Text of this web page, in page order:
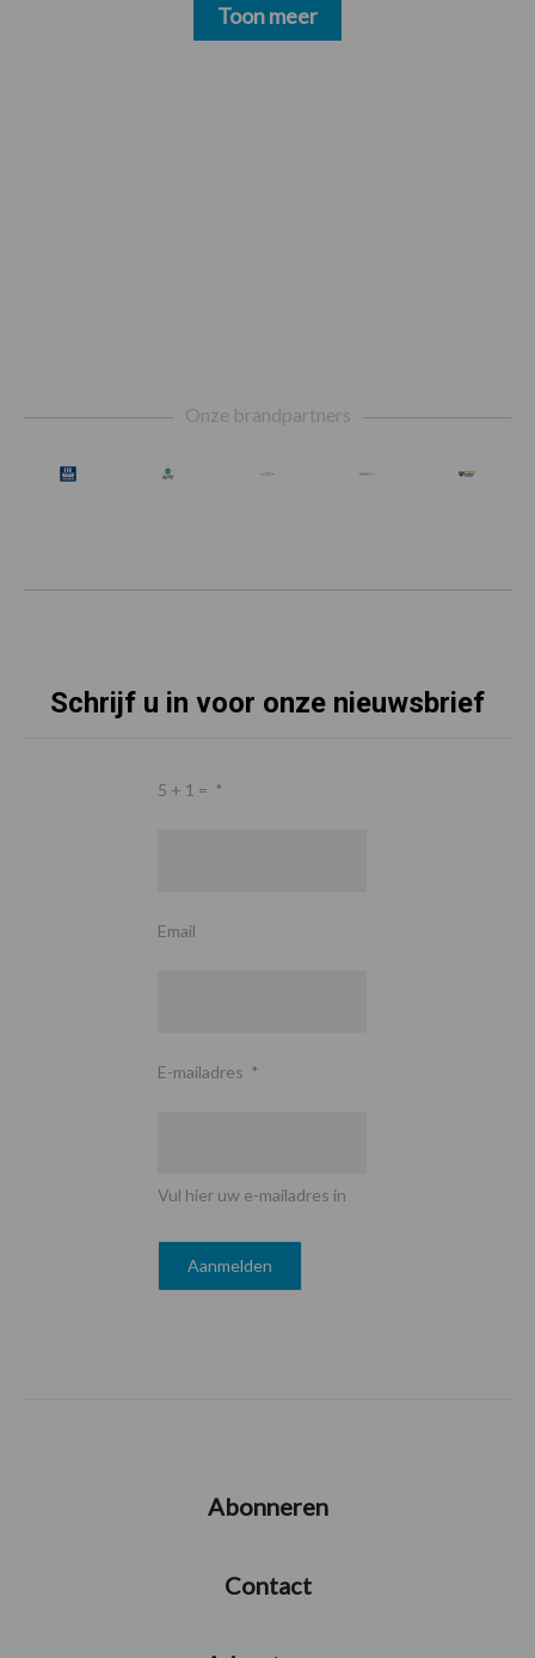
Toon meer
Onze brandpartners
Schrijf u in voor onze nieuwsbrief
5 + 1 = *
Email
E-mailadres *
Vul hier uw e-mailadres in
Abonneren
Contact